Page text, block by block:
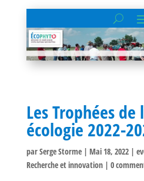
Les Trophées de
écologie 2022-
parSerge Storme| Mai 18, 2022|
Recherche et innovation| 0